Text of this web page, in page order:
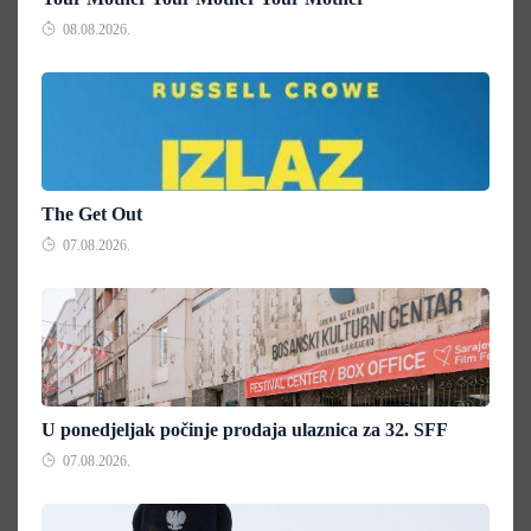
08.08.2026.
The Get Out
07.08.2026.
U ponedjeljak počinje prodaja ulaznica za 32. SFF
07.08.2026.